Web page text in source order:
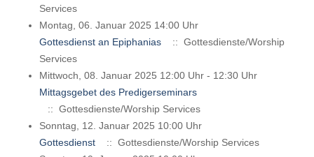
Services
Montag, 06. Januar 2025 14:00 Uhr
Gottesdienst an Epiphanias
:: Gottesdienste/Worship
Services
Mittwoch, 08. Januar 2025 12:00 Uhr - 12:30 Uhr
Mittagsgebet des Predigerseminars
:: Gottesdienste/Worship Services
Sonntag, 12. Januar 2025 10:00 Uhr
Gottesdienst
:: Gottesdienste/Worship Services